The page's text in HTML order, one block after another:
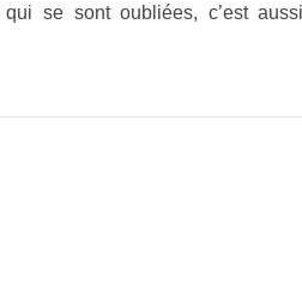
se sont oubliées, c’est